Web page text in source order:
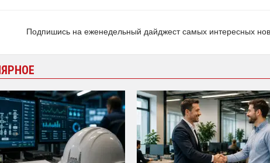
Подпишись на еженедельный дайджест самых интересных